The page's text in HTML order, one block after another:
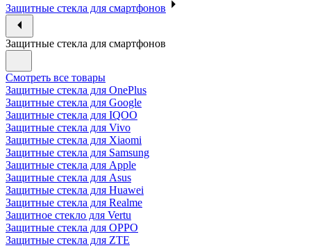
Защитные стекла для смартфонов
Защитные стекла для смартфонов
Смотреть все товары
Защитные стекла для OnePlus
Защитные стекла для Google
Защитные стекла для IQOO
Защитные стекла для Vivo
Защитные стекла для Xiaomi
Защитные стекла для Samsung
Защитные стекла для Apple
Защитные стекла для Asus
Защитные стекла для Huawei
Защитные стекла для Realme
Защитное стекло для Vertu
Защитные стекла для OPPO
Защитные стекла для ZTE